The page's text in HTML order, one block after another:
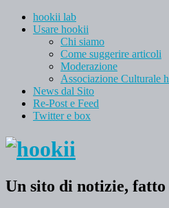
hookii lab
Usare hookii
Chi siamo
Come suggerire articoli
Moderazione
Associazione Culturale
News dal Sito
Re-Post e Feed
Twitter e box
Un sito di notizie,